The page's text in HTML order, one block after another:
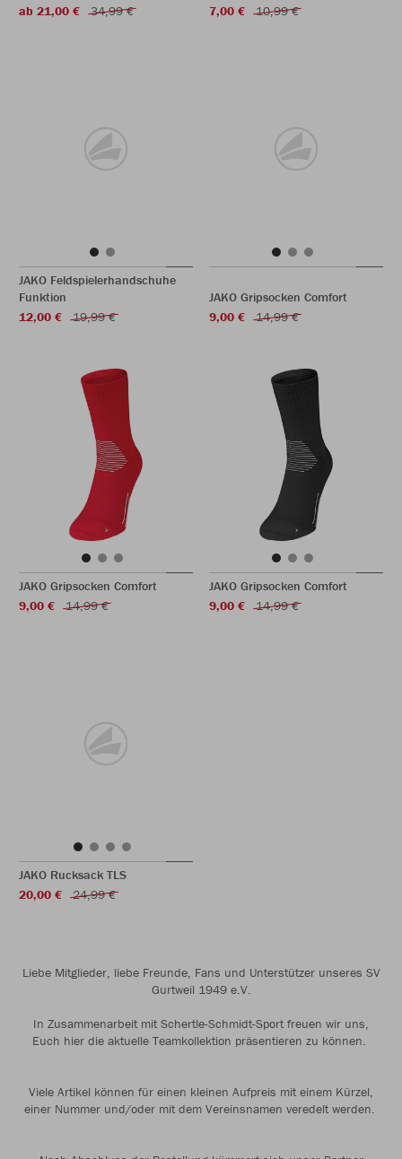
ab 21,00 €
34,99 €
7,00 €
10,99 €
JAKO Feldspielerhandschuhe
Funktion
12,00 €
19,99 €
JAKO Gripsocken Comfort
9,00 €
14,99 €
JAKO Gripsocken Comfort
9,00 €
14,99 €
JAKO Gripsocken Comfort
9,00 €
14,99 €
JAKO Rucksack TLS
20,00 €
24,99 €
Liebe Mitglieder, liebe Freunde, Fans und Unterstützer unseres SV
Gurtweil 1949 e.V.
In Zusammenarbeit mit Schertle-Schmidt-Sport freuen wir uns,
Euch hier die aktuelle Teamkollektion präsentieren zu können.
Viele Artikel können für einen kleinen Aufpreis mit einem Kürzel,
einer Nummer und/oder mit dem Vereinsnamen veredelt werden.